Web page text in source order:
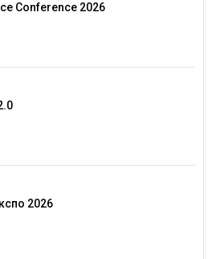
Conference 2026
2026